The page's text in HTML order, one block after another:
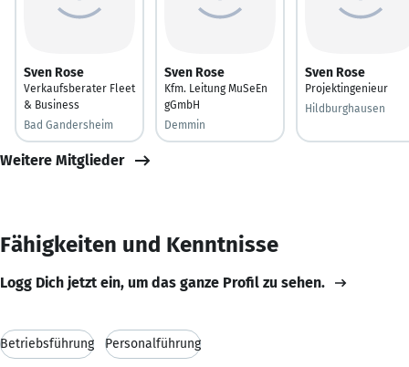
Sven Rose
Verkaufsberater Fleet
& Business
Bad Gandersheim
Sven Rose
Kfm. Leitung MuSeEn
gGmbH
Demmin
Sven Rose
Projektingenieur
Hildburghausen
Weitere Mitglieder
Fähigkeiten und Kenntnisse
Logg Dich jetzt ein, um das ganze Profil zu sehen.
Betriebsführung Personalführung